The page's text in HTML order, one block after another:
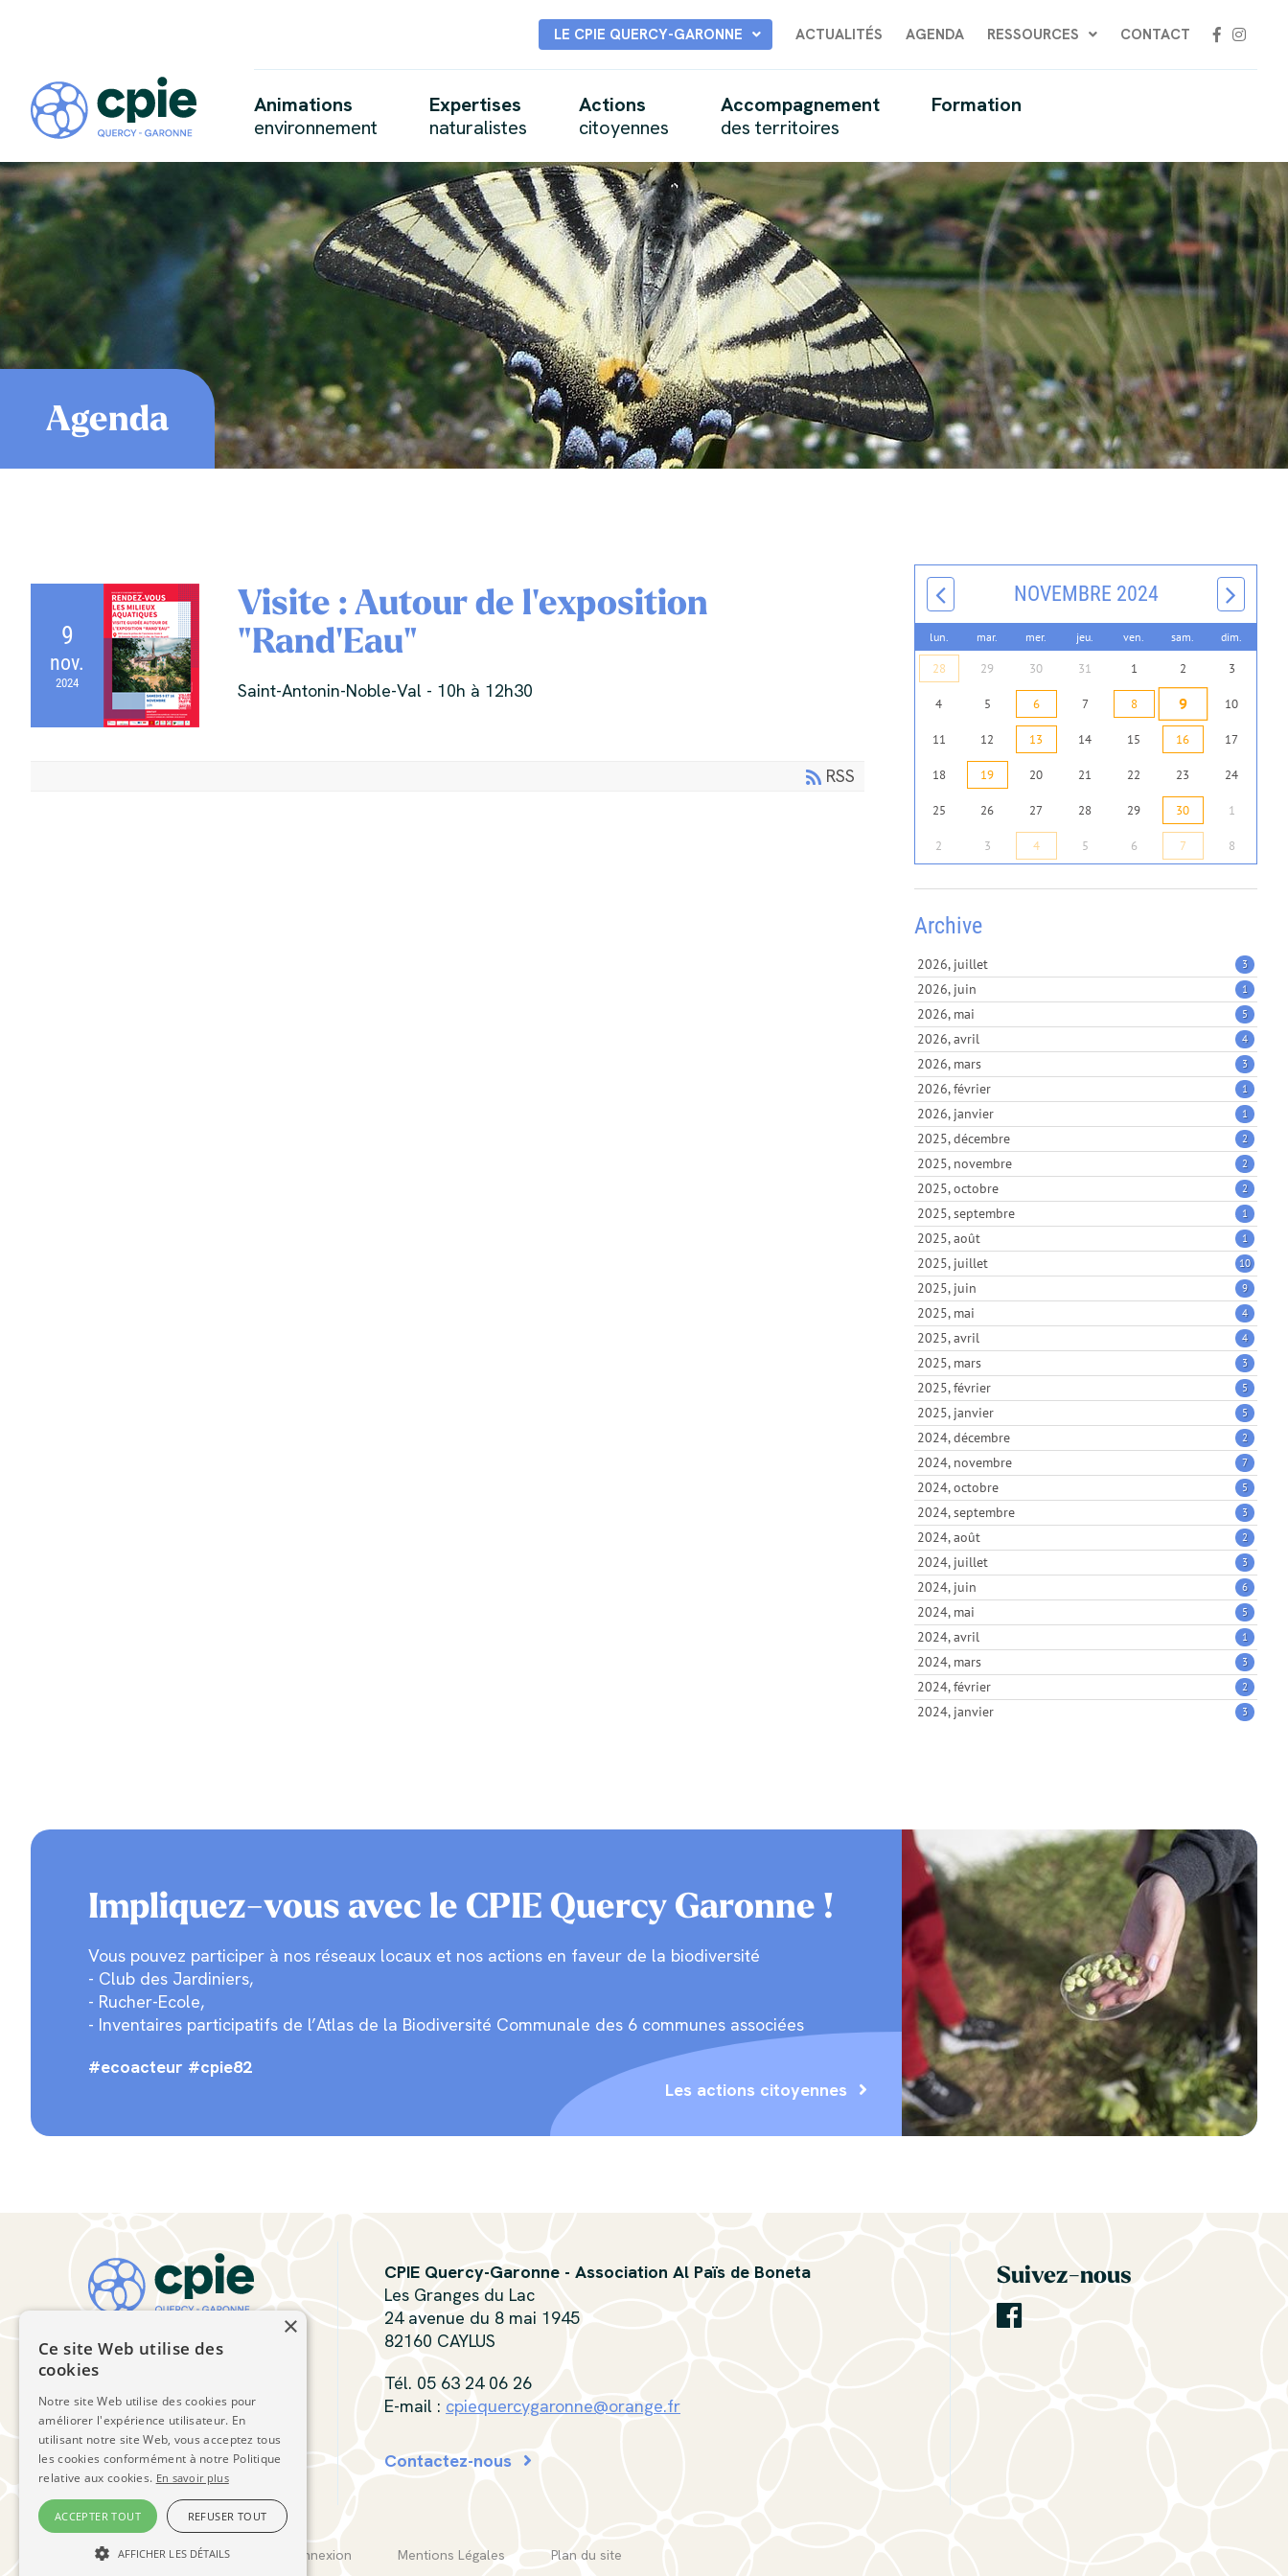
LE CPIE QUERCY-GARONNE ACTUALITÉS AGENDA RESSOURCES CONTACT
Animations
environnement
Expertises
naturalistes
Actions
citoyennes
Accompagnement
des territoires
Formation
Agenda
9
nov.
2024
Visite : Autour de l'exposition
"Rand'Eau"
Saint-Antonin-Noble-Val - 10h à 12h30
RSS
NOVEMBRE 2024
lun. mar. mer. jeu. ven. sam. dim.
28 29 30 31 1 2 3
4 5 6 7 8 9 10
11 12 13 14 15 16 17
18 19 20 21 22 23 24
25 26 27 28 29 30 1
2 3 4 5 6 7 8
Archive
2026, juillet 3
2026, juin 1
2026, mai 5
2026, avril 4
2026, mars 3
2026, février 1
2026, janvier 1
2025, décembre 2
2025, novembre 2
2025, octobre 2
2025, septembre 1
2025, août 1
2025, juillet 10
2025, juin 9
2025, mai 4
2025, avril 4
2025, mars 3
2025, février 5
2025, janvier 5
2024, décembre 2
2024, novembre 7
2024, octobre 5
2024, septembre 3
2024, août 2
2024, juillet 3
2024, juin 6
2024, mai 5
2024, avril 1
2024, mars 3
2024, février 2
2024, janvier 3
Impliquez-vous avec le CPIE Quercy Garonne !
Vous pouvez participer à nos réseaux locaux et nos actions en faveur de la biodiversité
- Club des Jardiniers,
- Rucher-Ecole,
- Inventaires participatifs de l’Atlas de la Biodiversité Communale des 6 communes associées
#ecoacteur #cpie82
Les actions citoyennes
CPIE Quercy-Garonne - Association Al Païs de Boneta
Les Granges du Lac
24 avenue du 8 mai 1945
82160 CAYLUS
Tél. 05 63 24 06 26
E-mail : cpiequercygaronne@orange.fr
Contactez-nous
Suivez-nous
CPIE Quercy-Garonne © 2026 Connexion Mentions Légales Plan du site
×
Ce site Web utilise des
cookies
Notre site Web utilise des cookies pour
améliorer l'expérience utilisateur. En
utilisant notre site Web, vous acceptez tous
les cookies conformément à notre Politique
relative aux cookies. En savoir plus
ACCEPTER TOUT REFUSER TOUT
AFFICHER LES DÉTAILS